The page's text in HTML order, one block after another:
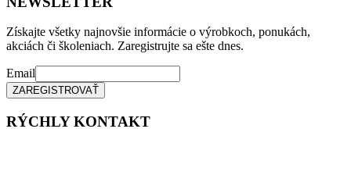
Získajte všetky najnovšie informácie o výrobkoch, ponukách,
akciách či školeniach. Zaregistrujte sa ešte dnes.
Email
RÝCHLY KONTAKT